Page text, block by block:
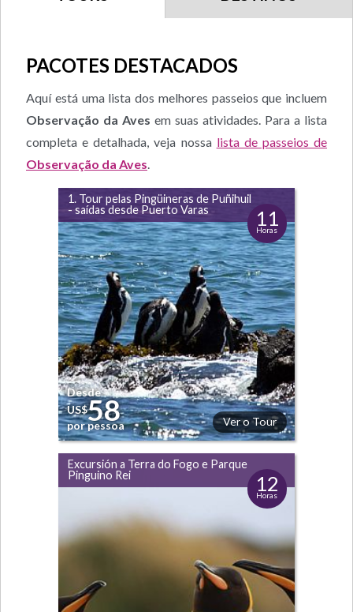
PACOTES DESTACADOS
Aquí está uma lista dos melhores passeios que incluem
Observação da Aves em suas atividades. Para a lista
completa e detalhada, veja nossa lista de passeios de
Observação da Aves
1. Tour pelas Pingüineras de Puñihuil
- saídas desde Puerto Varas
11
Horas
Ver o Tour
Desde
US$58
por pessoa
Excursión a Terra do Fogo e Parque
Pinguino Rei
12
Horas